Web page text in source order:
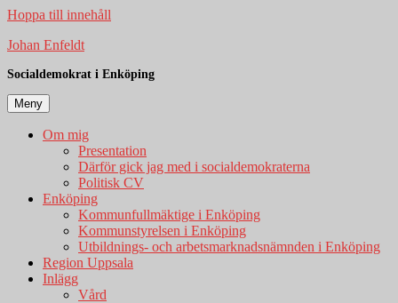
Hoppa till innehåll
Johan Enfeldt
Socialdemokrat i Enköping
Meny
Om mig
Presentation
Därför gick jag med i socialdemokraterna
Politisk CV
Enköping
Kommunfullmäktige i Enköping
Kommunstyrelsen i Enköping
Utbildnings- och arbetsmarknadsnämnden i Enköping
Region Uppsala
Inlägg
Vård